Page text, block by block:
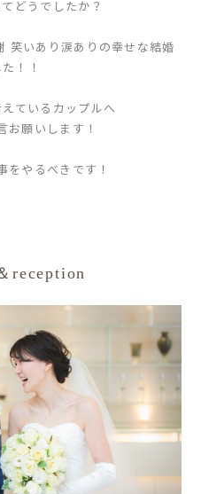
どうでしたか？
笑いあり涙ありの幸せな結婚
！！
ているカップルへ
お願いします！
をやるべきです！
reception